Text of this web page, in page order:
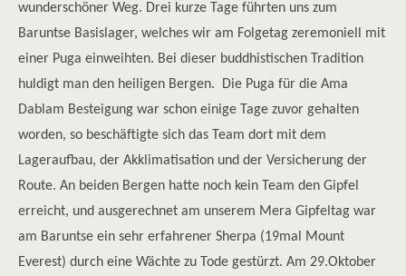
wunderschöner Weg. Drei kurze Tage führten uns zum
Baruntse Basislager, welches wir am Folgetag zeremoniell mit
einer Puga einweihten. Bei dieser buddhistischen Tradition
huldigt man den heiligen Bergen. Die Puga für die Ama
Dablam Besteigung war schon einige Tage zuvor gehalten
worden, so beschäftigte sich das Team dort mit dem
Lageraufbau, der Akklimatisation und der Versicherung der
Route. An beiden Bergen hatte noch kein Team den Gipfel
erreicht, und ausgerechnet am unserem Mera Gipfeltag war
am Baruntse ein sehr erfahrener Sherpa (19mal Mount
Everest) durch eine Wächte zu Tode gestürzt. Am 29.Oktober